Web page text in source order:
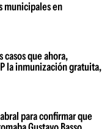
municipales en
que ahora,
la inmunización gratuita,
para confirmar que